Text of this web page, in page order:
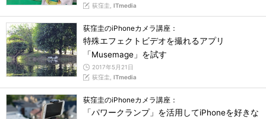
荻窪圭, ITmedia
荻窪圭のiPhoneカメラ講座：
特殊エフェクトビデオを撮れるアプリ
「Musemage」を試す
2017年5月21日
荻窪圭, ITmedia
荻窪圭のiPhoneカメラ講座：
「パワークランプ」を活用してiPhoneを好きな